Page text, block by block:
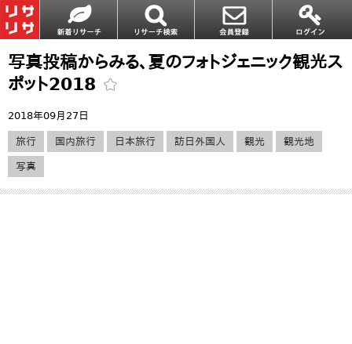
写真投稿からみる、夏のフォトジェニック観光ス
ポット2018
2018年09月27日
旅行 国内旅行 日本旅行 訪日外国人 観光 観光地
写真